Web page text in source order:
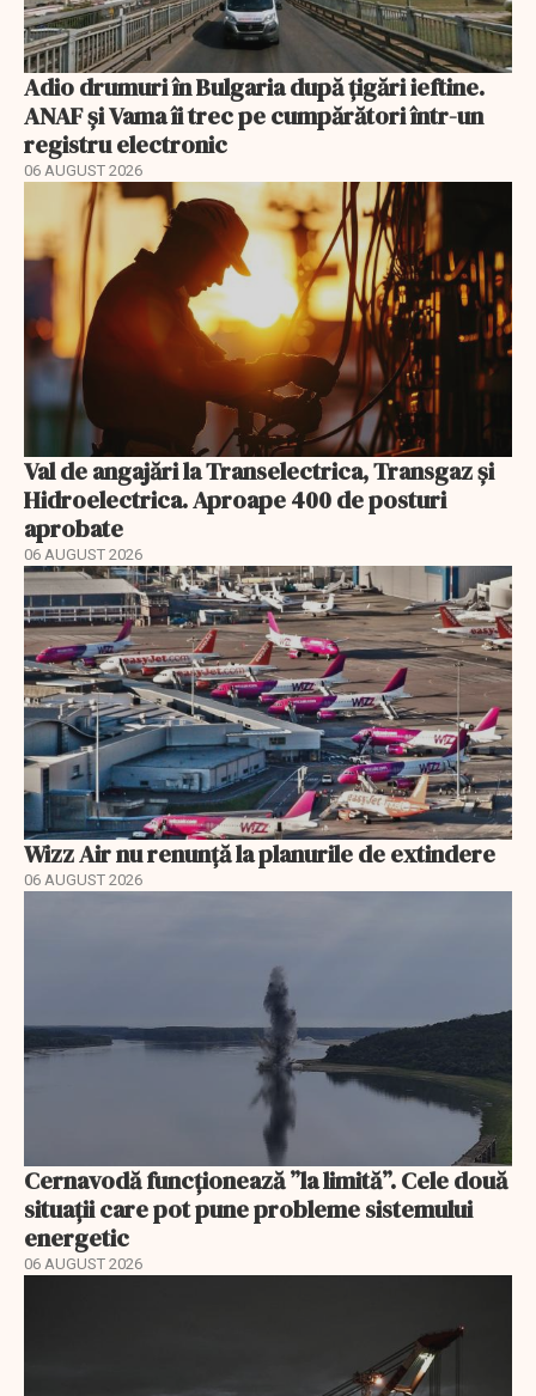
Adio drumuri în Bulgaria după țigări ieftine.
ANAF și Vama îi trec pe cumpărători într-un
registru electronic
06 AUGUST 2026
Val de angajări la Transelectrica, Transgaz și
Hidroelectrica. Aproape 400 de posturi
aprobate
06 AUGUST 2026
Wizz Air nu renunță la planurile de extindere
06 AUGUST 2026
Cernavodă funcționează ”la limită”. Cele două
situații care pot pune probleme sistemului
energetic
06 AUGUST 2026